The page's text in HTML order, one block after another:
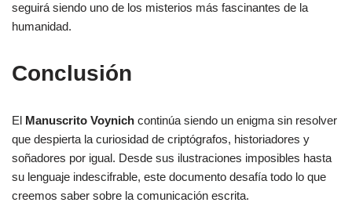
seguirá siendo uno de los misterios más fascinantes de la
humanidad.
Conclusión
El Manuscrito Voynich continúa siendo un enigma sin resolver
que despierta la curiosidad de criptógrafos, historiadores y
soñadores por igual. Desde sus ilustraciones imposibles hasta
su lenguaje indescifrable, este documento desafía todo lo que
creemos saber sobre la comunicación escrita.